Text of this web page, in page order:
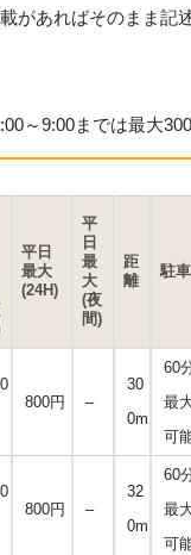
があればそのまま記
～9:00までは最大
平日
最大
(24H)
平
日
最
大
(夜
間)
距
離
駐
800円 –
30
0m
60
最
可
800円 –
32
0m
60
最
可